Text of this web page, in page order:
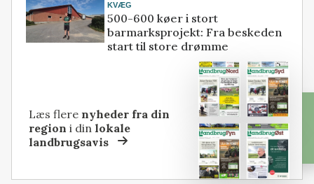
KVÆG
500-600 køer i stort
barmarksprojekt: Fra beskeden
start til store drømme
Læs flere nyheder fra din
region i dinlokale
landbrugsavis